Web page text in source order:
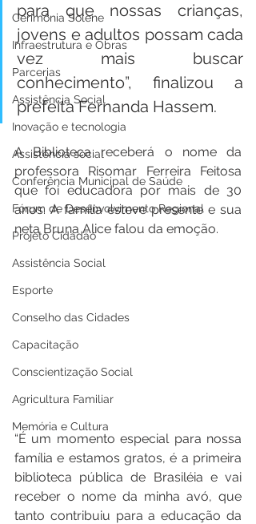
Cerimônia Solene
Infraestrutura e Obras
Parcerias
Assistência Social
Inovação e tecnologia
Assistência social
Conferência Municipal de Saúde
Fórum de Desenvolvimento Regional
Projeto Cidadão
Assistência Social
Esporte
Conselho das Cidades
Capacitação
Conscientização Social
Agricultura Familiar
Memória e Cultura
para que nossas crianças,
jovens e adultos possam cada
vez mais buscar
conhecimento”, finalizou a
prefeita Fernanda Hassem.
A Biblioteca receberá o nome da
professora Risomar Ferreira Feitosa
que foi educadora por mais de 30
anos. A família esteve presente e sua
neta Bruna Alice falou da emoção.
“É um momento especial para nossa
família e estamos gratos, é a primeira
biblioteca pública de Brasiléia e vai
receber o nome da minha avó, que
tanto contribuiu para a educação da